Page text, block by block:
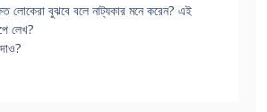
লোকেরা বুঝবে বলে নাট্যকার মনে করেন? এই
লেখ?